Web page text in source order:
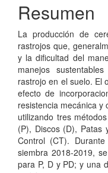
Resumen
La producción de
rastrojos que,
y la dificultad del
manejos
rastrojo en el suelo. El
efecto de
resistencia mecánica y
utilizando tres
(P), Discos (D), Patas
Control (CT).
siembra 2018-2019,
para P, D y PD; y una